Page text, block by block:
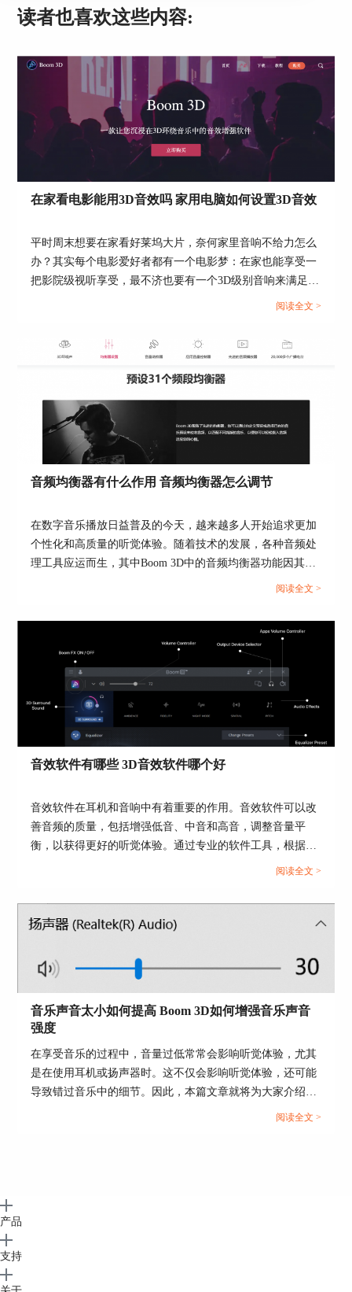
图2：调整参数以达到效果
二、音效增强软件怎么设置3D音效模式
了解了3D环绕音效和全景环绕音效的区别后，我们
接下来将重点介绍如何使用Boom 3D这款音效增强
软件，为你的本地音乐文件添加3D环绕音效。下面
1、如果我们并未下载Boom 3D应用，我们可以访
问Boom 3D中文网
站“https://www.boom3dformac.cn/xiazai.html”，下载
图3：下载Boom 3D
2、打开Boom 3D，点击“音乐库”按钮，从弹出的
菜单中选择“文件夹”或“歌曲”，浏览并选择要处理
的本地音乐文件。
图4：导入文件
3、在主界面上方找到“3D环绕”开关，开启后即可
为当前播放的音乐添加3D环绕音效。你可以看到一
单。
图5：进入3D环绕功能
4、在“3D环绕”设置菜单中，我们可以手动调整一
些关键参数，通过拖动滑块来微调这些参数，直到
达到我们想要的效果。
读者也喜欢这些内容:
在家看电影能用3D音效吗 家用电脑如何设置3D音效
平时周末想要在家看好莱坞大片，奈何家里音响不给力怎么
办？其实每个电影爱好者都有一个电影梦：在家也能享受一
把影院级视听享受，最不济也要有一个3D级别音响来满足耳
朵的电影需求。如果在家看电影能用3D音效吗？家用电脑如
阅读全文 >
音频均衡器有什么作用 音频均衡器怎么调节
在数字音乐播放日益普及的今天，越来越多人开始追求更加
个性化和高质量的听觉体验。随着技术的发展，各种音频处
理工具应运而生，其中Boom 3D中的音频均衡器功能因其强
大的功能和易用性获得了许多音乐爱好者的青睐。本篇文章
节的相关内容。...
阅读全文 >
音效软件有哪些 3D音效软件哪个好
音效软件在耳机和音响中有着重要的作用。音效软件可以改
善音频的质量，包括增强低音、中音和高音，调整音量平
衡，以获得更好的听觉体验。通过专业的软件工具，根据自
己听音的喜好对EQ进行适当调节，从而获得自己最满意的音
和听力特征，定制专属的音效方案。这有助于创造更逼真的
环境音效，例如在游戏中感受到敌人的位置或在影片中营造
3D音效软件哪个好。...
阅读全文 >
音乐声音太小如何提高 Boom 3D如何增强音乐声音
强度
在享受音乐的过程中，音量过低常常会影响听觉体验，尤其
是在使用耳机或扬声器时。这不仅会影响听觉体验，还可能
导致错过音乐中的细节。因此，本篇文章就将为大家介绍音
乐声音太小如何提高以及Boom 3D如何增强音乐声音强度的
阅读全文 >
产品
支持